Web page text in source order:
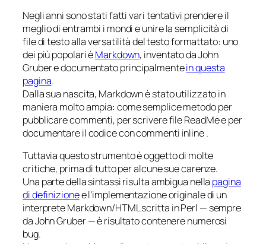
Negli anni sono stati fatti vari tentativi prendere il
meglio di entrambi i mondie unire la semplicità di
file di testo alla versatilità del testo formattato: uno
dei più popolari èMarkdown, inventato da John
Gruber e documentato principalmentein questa
pagina.
Dalla sua nascita, Markdown è stato utilizzato in
maniera molto ampia: come semplice metodo per
pubblicare commenti, per scrivere fileReadMee per
documentare il codice con commenti inline.
Tuttavia questo strumento è oggetto di molte
critiche, prima di tutto per alcune sue carenze.
Una parte della sintassi risulta ambigua nella pagina
di definizionee l’implementazione originale di un
interprete Markdown/HTML scritta in Perl — sempre
da John Gruber — è risultato contenere numerosi
bug.